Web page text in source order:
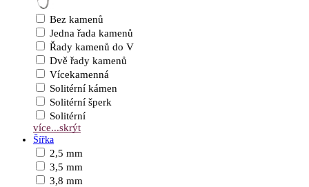
Bez kamenů
Jedna řada kamenů
Řady kamenů do V
Dvě řady kamenů
Vícekamenná
Solitérní kámen
Solitérní šperk
Solitérní
více...skrýt
Šířka
2,5 mm
3,5 mm
3,8 mm